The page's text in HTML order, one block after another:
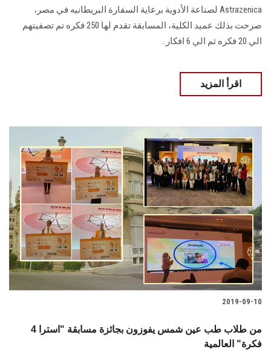
Astrazenica لصناعة الأدوية برعاية السفارة البريطانيه في مصر،
صرحت بذلك عميد الكلية، المسابقة تقدم لها 250 فكره تم تصفيتهم
الي 20 فكره ثم الي 6 افكار..
اقرأ المزيد
2019-09-10
4 من طلاب طب عين شمس يفوزون بجائزة مسابقة "استرا
فكرة" العالمية